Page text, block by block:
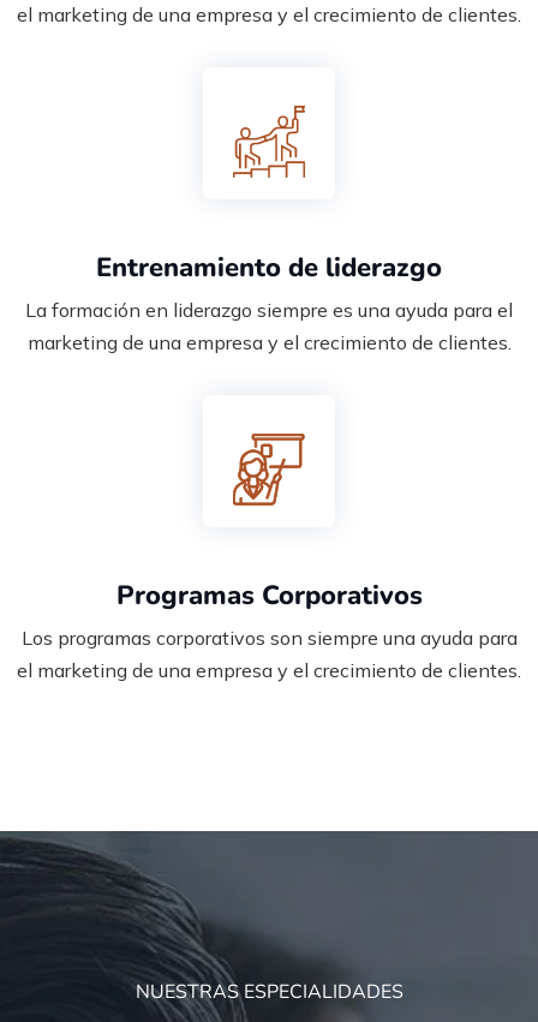
el marketing de una empresa y el crecimiento de clientes.
Entrenamiento de liderazgo
La formación en liderazgo siempre es una ayuda para el
marketing de una empresa y el crecimiento de clientes.
Programas Corporativos
Los programas corporativos son siempre una ayuda para
el marketing de una empresa y el crecimiento de clientes.
NUESTRAS ESPECIALIDADES